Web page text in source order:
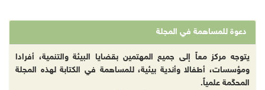
دعوة للمساهمة في المجلة
يتوجه مركز معاً إلى جميع المهتمين بقضايا البيئة والتنمية، أفرادا
ومؤسسات، أطفالا وأندية بيئية، للمساهمة في الكتابة لهذه المجلة
المحكّمة علمياً.